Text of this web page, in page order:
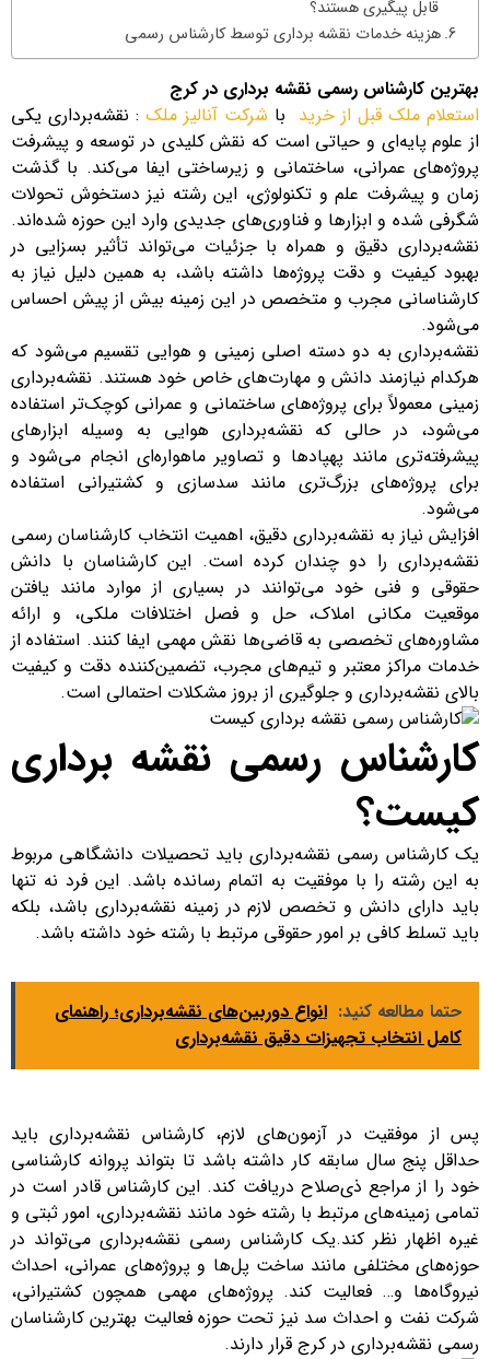
قابل پیگیری هستند؟
هزینه خدمات نقشه برداری توسط کارشناس رسمی
بهترین کارشناس رسمی نقشه برداری در کرج
استعلام ملک قبل از خرید با شرکت آنالیز ملک : نقشه‌برداری یکی
از علوم پایه‌ای و حیاتی است که نقش کلیدی در توسعه و پیشرفت
پروژه‌های عمرانی، ساختمانی و زیرساختی ایفا می‌کند. با گذشت
زمان و پیشرفت علم و تکنولوژی، این رشته نیز دستخوش تحولات
شگرفی شده و ابزارها و فناوری‌های جدیدی وارد این حوزه شده‌اند.
نقشه‌برداری دقیق و همراه با جزئیات می‌تواند تأثیر بسزایی در
بهبود کیفیت و دقت پروژه‌ها داشته باشد، به همین دلیل نیاز به
کارشناسانی مجرب و متخصص در این زمینه بیش از پیش احساس
می‌شود.
نقشه‌برداری به دو دسته اصلی زمینی و هوایی تقسیم می‌شود که
هرکدام نیازمند دانش و مهارت‌های خاص خود هستند. نقشه‌برداری
زمینی معمولاً برای پروژه‌های ساختمانی و عمرانی کوچک‌تر استفاده
می‌شود، در حالی که نقشه‌برداری هوایی به وسیله ابزارهای
پیشرفته‌تری مانند پهپادها و تصاویر ماهواره‌ای انجام می‌شود و
برای پروژه‌های بزرگ‌تری مانند سدسازی و کشتیرانی استفاده
می‌شود.
افزایش نیاز به نقشه‌برداری دقیق، اهمیت انتخاب کارشناسان رسمی
نقشه‌برداری را دو چندان کرده است. این کارشناسان با دانش
حقوقی و فنی خود می‌توانند در بسیاری از موارد مانند یافتن
موقعیت مکانی املاک، حل و فصل اختلافات ملکی، و ارائه
مشاوره‌های تخصصی به قاضی‌ها نقش مهمی ایفا کنند. استفاده از
خدمات مراکز معتبر و تیم‌های مجرب، تضمین‌کننده دقت و کیفیت
بالای نقشه‌برداری و جلوگیری از بروز مشکلات احتمالی است.
کارشناس رسمی نقشه برداری
کیست؟
یک کارشناس رسمی نقشه‌برداری باید تحصیلات دانشگاهی مربوط
به این رشته را با موفقیت به اتمام رسانده باشد. این فرد نه تنها
باید دارای دانش و تخصص لازم در زمینه نقشه‌برداری باشد، بلکه
باید تسلط کافی بر امور حقوقی مرتبط با رشته خود داشته باشد.
حتما مطالعه کنید: انواع دوربین‌های نقشه‌برداری؛ راهنمای
کامل انتخاب تجهیزات دقیق نقشه‌برداری
پس از موفقیت در آزمون‌های لازم، کارشناس نقشه‌برداری باید
حداقل پنج سال سابقه کار داشته باشد تا بتواند پروانه کارشناسی
خود را از مراجع ذی‌صلاح دریافت کند. این کارشناس قادر است در
تمامی زمینه‌های مرتبط با رشته خود مانند نقشه‌برداری، امور ثبتی و
غیره اظهار نظر کند.یک کارشناس رسمی نقشه‌برداری می‌تواند در
حوزه‌های مختلفی مانند ساخت پل‌ها و پروژه‌های عمرانی، احداث
نیروگاه‌ها و… فعالیت کند. پروژه‌های مهمی همچون کشتیرانی،
شرکت نفت و احداث سد نیز تحت حوزه فعالیت بهترین کارشناسان
رسمی نقشه‌برداری در کرج قرار دارند.